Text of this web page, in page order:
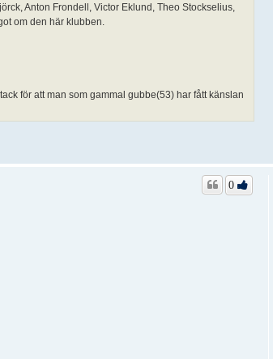
Anton Frondell, Victor Eklund, Theo Stockselius,
om den här klubben.
för att man som gammal gubbe(53) har fått känslan
0